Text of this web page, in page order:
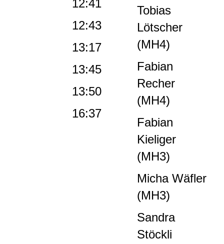
12:41
12:43
13:17
13:45
13:50
16:37
Tobias
Lötscher
(MH4)
Fabian
Recher
(MH4)
Fabian
Kieliger
(MH3)
Micha Wäfler
(MH3)
Sandra
Stöckli